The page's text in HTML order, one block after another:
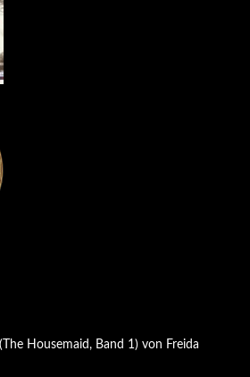
Housemaid, Band 1) von Freida